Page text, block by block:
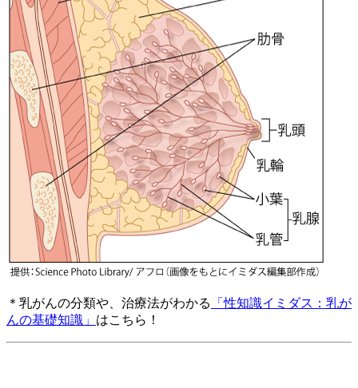
＊乳がんの分類や、治療法がわかる
「性知識イミダス：乳が
んの基礎知識」 はこちら！